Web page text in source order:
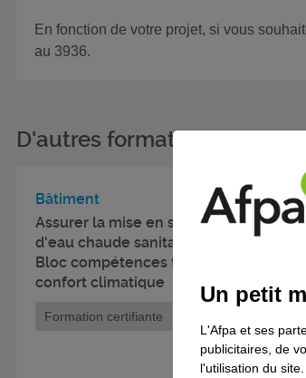
En fonction de votre projet, si vous
au 3936.
D'autres formations dans le
Bâtiment
Assurer la mise en service, la
d'eau chaude sanitaire, de
Bloc compétences titre prof.
confort climatique
Formation certifiante
Un petit
L'Afpa et ses
publicitaires, de
l'utilisation du